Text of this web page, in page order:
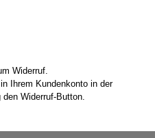
Widerruf.
Ihrem Kundenkonto in der
Widerruf-Button.